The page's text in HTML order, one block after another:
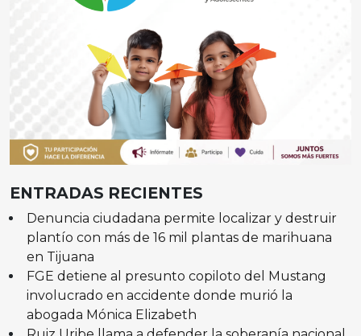
ENTRADAS RECIENTES
Denuncia ciudadana permite localizar y destruir
plantío con más de 16 mil plantas de marihuana
en Tijuana
FGE detiene al presunto copiloto del Mustang
involucrado en accidente donde murió la
abogada Mónica Elizabeth